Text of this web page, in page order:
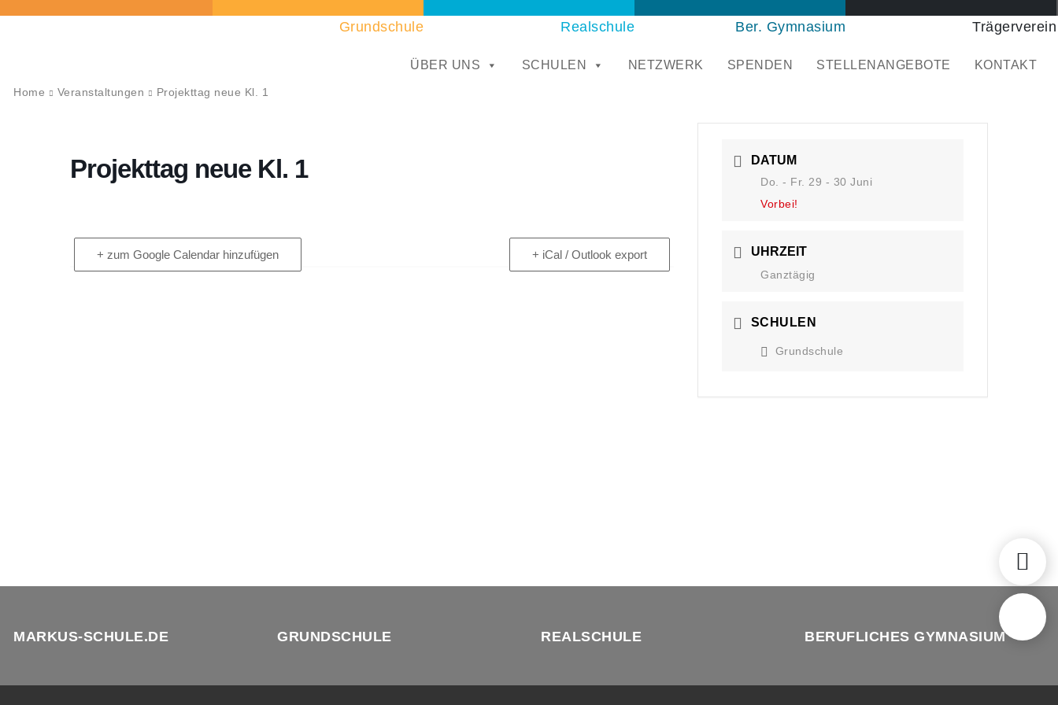
Grundschule Realschule Ber. Gymnasium Trägerverein
ÜBER UNS SCHULEN NETZWERK SPENDEN STELLENANGEBOTE KONTAKT
Home Veranstaltungen Projekttag neue Kl. 1
Projekttag neue Kl. 1
+ zum Google Calendar hinzufügen + iCal / Outlook export
DATUM
Do. - Fr. 29 - 30 Juni
Vorbei!
UHRZEIT
Ganztägig
SCHULEN
Grundschule
MARKUS-SCHULE.DE GRUNDSCHULE REALSCHULE BERUFLICHES GYMNASIUM